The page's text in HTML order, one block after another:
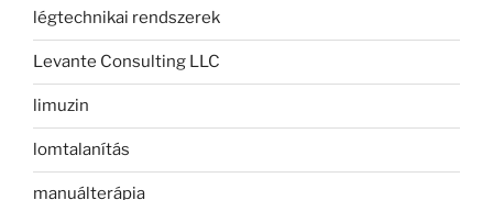
légtechnikai rendszerek
Levante Consulting LLC
limuzin
lomtalanítás
manuálterápia